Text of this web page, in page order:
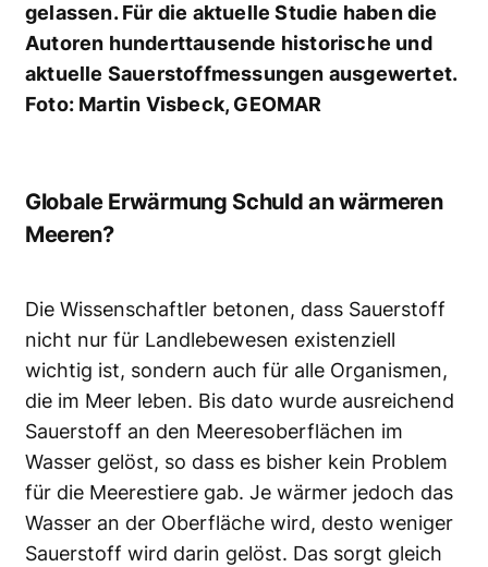
gelassen. Für die aktuelle Studie haben die
Autoren hunderttausende historische und
aktuelle Sauerstoffmessungen ausgewertet.
Foto: Martin Visbeck, GEOMAR
Globale Erwärmung Schuld an wärmeren
Meeren?
Die Wissenschaftler betonen, dass Sauerstoff
nicht nur für Landlebewesen existenziell
wichtig ist, sondern auch für alle Organismen,
die im Meer leben. Bis dato wurde ausreichend
Sauerstoff an den Meeresoberflächen im
Wasser gelöst, so dass es bisher kein Problem
für die Meerestiere gab. Je wärmer jedoch das
Wasser an der Oberfläche wird, desto weniger
Sauerstoff wird darin gelöst. Das sorgt gleich